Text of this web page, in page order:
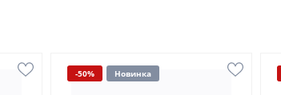
-50% Новинка